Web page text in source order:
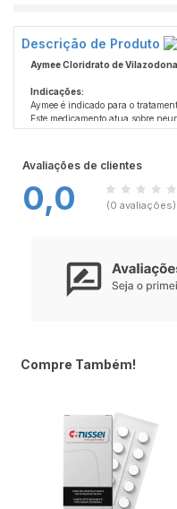
Descrição de Produto
Aymee Cloridrato de
Indicações:
Aymee é indicado para o
Este medicamento atua sobre
melhorar o humor e a aliviar os
Aymee não deve ser utilizado em
oxidase (IMAO) ou dentro de 14
tratamento com um IMAO. É
risco de reações adversas graves.
Avaliações de clientes
0,0 (0 avaliações)
Compre Também!